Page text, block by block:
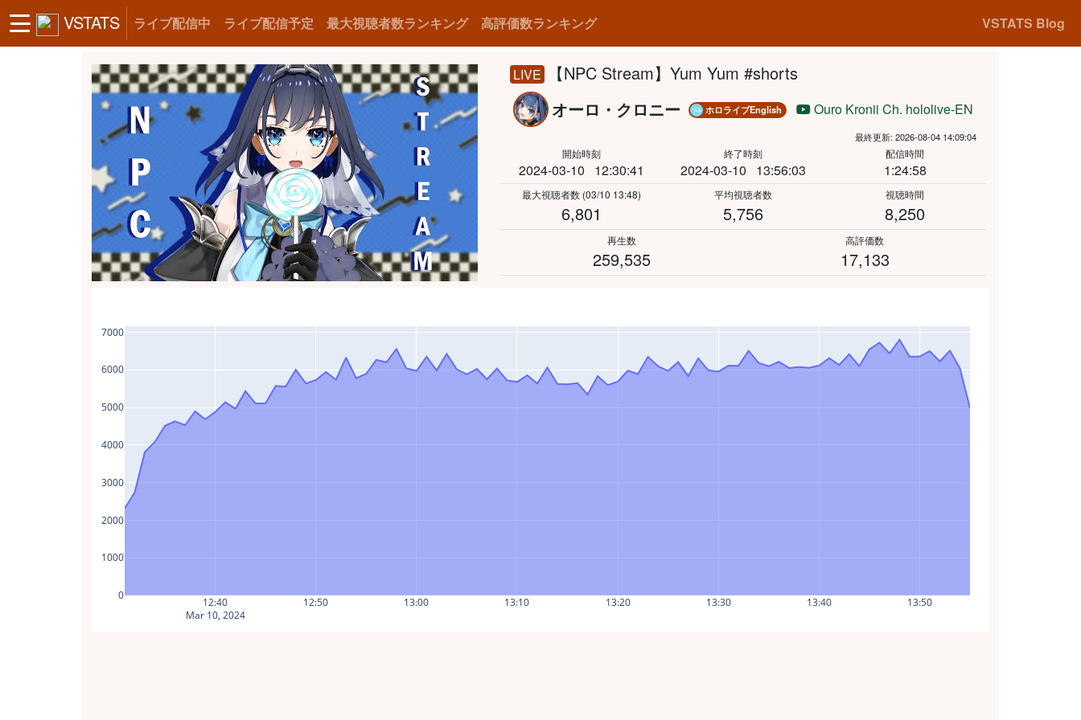
VSTATS ライブ配信中 ライブ配信予定 最大視聴者数ランキング 高評価数ランキング VSTATS Blog
LIVE
【NPC Stream】Yum Yum #shorts
オーロ・クロニー
ホロライブEnglish Ouro Kronii Ch. hololive-EN
最終更新: 2026-08-04 14:09:04
開始時刻
2024-03-10 12:30:41
終了時刻
2024-03-10 13:56:03
配信時間
1:24:58
最大視聴者数 (03/10 13:48)
6,801
平均視聴者数
5,756
視聴時間
8,250
再生数
259,535
高評価数
17,133
12:40
Mar 10, 2024
12:50 13:00 13:10 13:20 13:30 13:40 13:50
0
1000
2000
3000
4000
5000
6000
7000